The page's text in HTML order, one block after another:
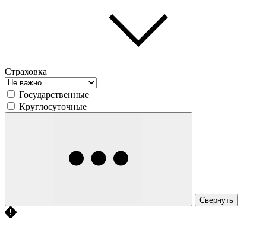
Страховка
Государственные
Круглосуточные
Свернуть